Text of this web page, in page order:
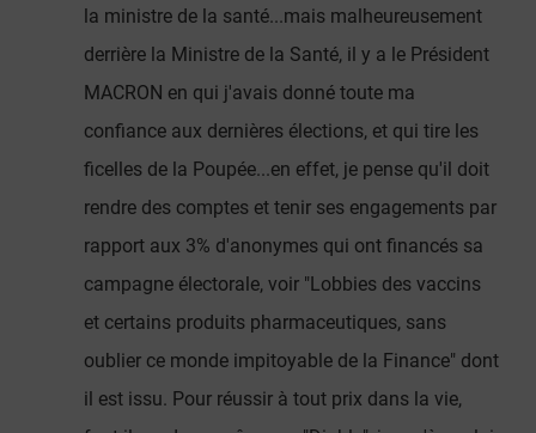
la ministre de la santé...mais malheureusement
derrière la Ministre de la Santé, il y a le Président
MACRON en qui j'avais donné toute ma
confiance aux dernières élections, et qui tire les
ficelles de la Poupée...en effet, je pense qu'il doit
rendre des comptes et tenir ses engagements par
rapport aux 3% d'anonymes qui ont financés sa
campagne électorale, voir "Lobbies des vaccins
et certains produits pharmaceutiques, sans
oublier ce monde impitoyable de la Finance" dont
il est issu. Pour réussir à tout prix dans la vie,